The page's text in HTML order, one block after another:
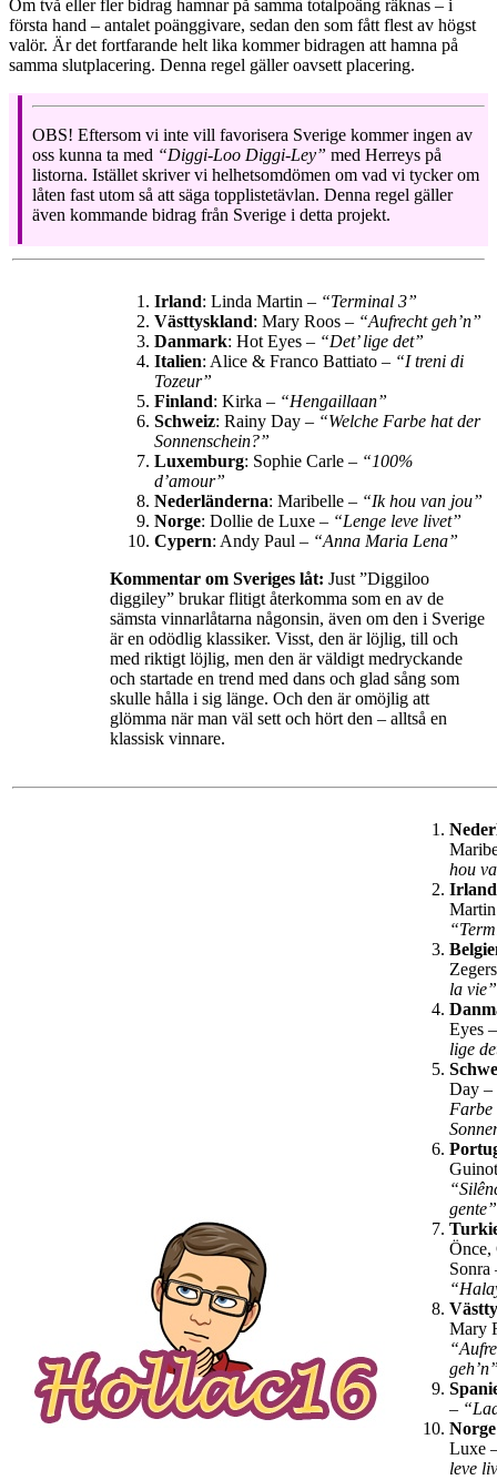
Om två eller fler bidrag hamnar på samma totalpoäng räknas – i
första hand – antalet poänggivare, sedan den som fått flest av högst
valör. Är det fortfarande helt lika kommer bidragen att hamna på
samma slutplacering. Denna regel gäller oavsett placering.
OBS! Eftersom vi inte vill favorisera Sverige kommer ingen av
oss kunna ta med “Diggi-Loo Diggi-Ley” med Herreys på
listorna. Istället skriver vi helhetsomdömen om vad vi tycker om
låten fast utom så att säga topplistetävlan. Denna regel gäller
även kommande bidrag från Sverige i detta projekt.
Irland: Linda Martin – “Terminal 3”
Västtyskland: Mary Roos – “Aufrecht geh’n”
Danmark: Hot Eyes – “Det’ lige det”
Italien: Alice & Franco Battiato – “I treni di
Tozeur”
Finland: Kirka – “Hengaillaan”
Schweiz: Rainy Day – “Welche Farbe hat der
Sonnenschein?”
Luxemburg: Sophie Carle – “100%
d’amour”
Nederländerna: Maribelle – “Ik hou van jou”
Norge: Dollie de Luxe – “Lenge leve livet”
Cypern: Andy Paul – “Anna Maria Lena”
Kommentar om Sveriges låt: Just ”Diggiloo
diggiley” brukar flitigt återkomma som en av de
sämsta vinnarlåtarna någonsin, även om den i Sverige
är en odödlig klassiker. Visst, den är löjlig, till och
med riktigt löjlig, men den är väldigt medryckande
och startade en trend med dans och glad sång som
skulle hålla i sig länge. Och den är omöjlig att
glömma när man väl sett och hört den – alltså en
klassisk vinnare.
hou
Irland
la
Eyes
lige
Day –
Farbe
Önce,
Sonra
Mary
–
Norge
Luxe
leve